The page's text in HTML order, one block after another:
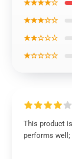
★★★★☆
★★★☆☆
★★☆☆☆
★☆☆☆☆
This product
performs